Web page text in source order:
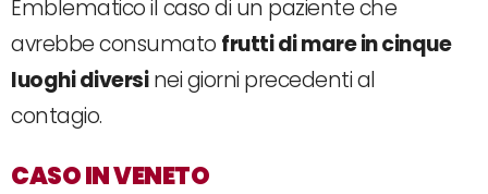
Emblematico il caso di un paziente che
avrebbe consumato frutti di mare in cinque
luoghi diversinei giorni precedenti al
contagio.
CASO IN VENETO